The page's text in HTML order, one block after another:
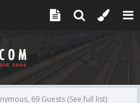
69 Guests (See full list)